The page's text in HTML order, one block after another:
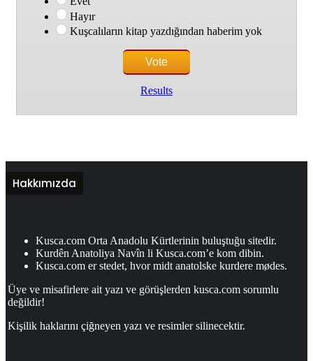
Hayır
Kuşcalıların kitap yazdığından haberim yok
Results
Hakkımızda
Kusca.com Orta Anadolu Kürtlerinin buluştuğu sitedir.
Kurdên Anatoliya Navîn li Kusca.com’e kom dibin.
Kusca.com er stedet, hvor midt anatolske kurdere mødes.
Üye ve misafirlere ait yazı ve görüşlerden kusca.com sorumlu
değildir!
Kişilik haklarını çiğneyen yazı ve resimler silinecektir.